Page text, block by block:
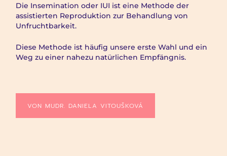
Die Insemination oder IUI ist eine Methode der
assistierten Reproduktion zur Behandlung von
Unfruchtbarkeit.
Diese Methode ist häufig unsere erste Wahl und ein
Weg zu einer nahezu natürlichen Empfängnis.
VON MUDR. DANIELA VITOUŠKOVÁ